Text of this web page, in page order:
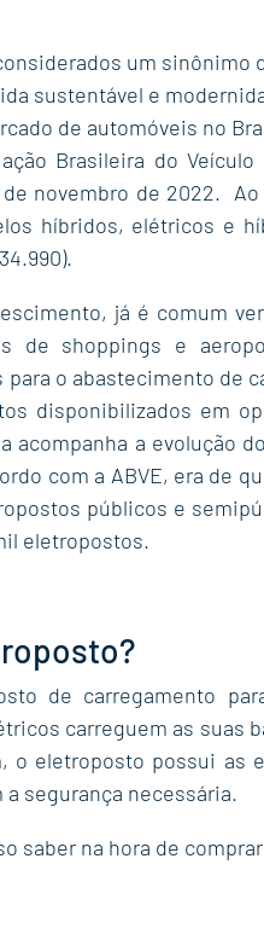
um
sustentável e
de automóveis no
Brasileira do
novembro de 2022.
híbridos, elétricos e
já é comum
de shoppings e
o abastecimento de
disponibilizados em
acompanha a evolução
com a ABVE, era de
públicos e
eletropostos.
de carregamento
carreguem as suas
o eletroposto possui as
segurança necessária.
saber na hora de